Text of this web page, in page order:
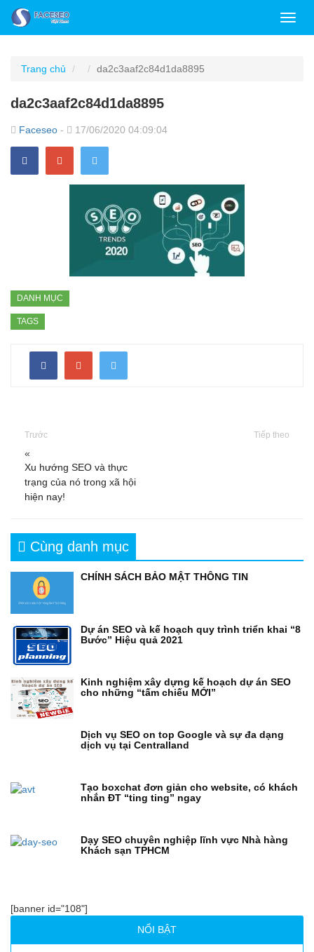
Trang chủ da2c3aaf2c84d1da8895
da2c3aaf2c84d1da8895
Faceseo - 17/06/2020 04:09:04
DANH MỤC
TAGS
Trước
«
Xu hướng SEO và thực
trạng của nó trong xã hội
hiện nay!
Tiếp theo
Cùng danh mục
CHÍNH SÁCH BẢO MẬT THÔNG TIN
Dự án SEO và kế hoạch quy trình triển khai “8
Bước” Hiệu quả 2021
Kinh nghiệm xây dựng kế hoạch dự án SEO
cho những “tấm chiếu MỚI”
Dịch vụ SEO on top Google và sự đa dạng
dịch vụ tại Centralland
Tạo boxchat đơn giản cho website, có khách
nhắn ĐT “ting ting” ngay
Dạy SEO chuyên nghiệp lĩnh vực Nhà hàng
Khách sạn TPHCM
[banner id="108"]
NỔI BẬT